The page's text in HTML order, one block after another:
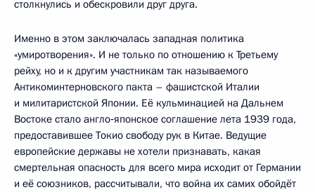
столкнулись и обескровили друг друга.
Именно в этом заключалась западная политика
«умиротворения». И не только по отношению к Третьему
рейху, но и к другим участникам так называемого
Антикоминтерновского пакта – фашистской Италии
и милитаристской Японии. Её кульминацией на Дальнем
Востоке стало англо‑японское соглашение лета 1939 года,
предоставившее Токио свободу рук в Китае. Ведущие
европейские державы не хотели признавать, какая
смертельная опасность для всего мира исходит от Германии
и её союзников, рассчитывали, что война их самих обойдёт